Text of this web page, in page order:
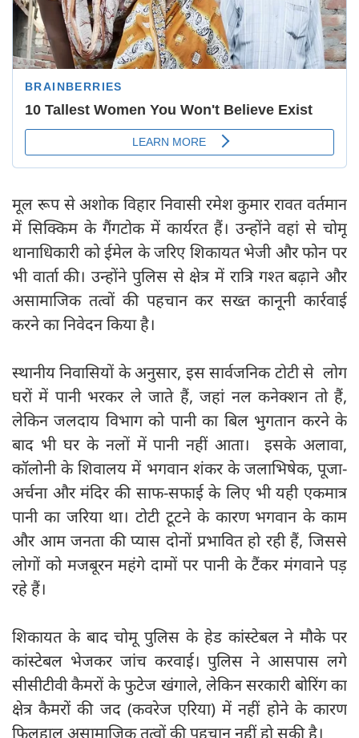
मूल रूप से अशोक विहार निवासी रमेश कुमार रावत वर्तमान
में सिक्किम के गैंगटोक में कार्यरत हैं। उन्होंने वहां से चोमू
थानाधिकारी को ईमेल के जरिए शिकायत भेजी और फोन पर
भी वार्ता की। उन्होंने पुलिस से क्षेत्र में रात्रि गश्त बढ़ाने और
असामाजिक तत्वों की पहचान कर सख्त कानूनी कार्रवाई
करने का निवेदन किया है।
स्थानीय निवासियों के अनुसार, इस सार्वजनिक टोटी से लोग
घरों में पानी भरकर ले जाते हैं, जहां नल कनेक्शन तो हैं,
लेकिन जलदाय विभाग को पानी का बिल भुगतान करने के
बाद भी घर के नलों में पानी नहीं आता। इसके अलावा,
कॉलोनी के शिवालय में भगवान शंकर के जलाभिषेक, पूजा-
अर्चना और मंदिर की साफ-सफाई के लिए भी यही एकमात्र
पानी का जरिया था। टोटी टूटने के कारण भगवान के काम
और आम जनता की प्यास दोनों प्रभावित हो रही हैं, जिससे
लोगों को मजबूरन महंगे दामों पर पानी के टैंकर मंगवाने पड़
रहे हैं।
शिकायत के बाद चोमू पुलिस के हेड कांस्टेबल ने मौके पर
कांस्टेबल भेजकर जांच करवाई। पुलिस ने आसपास लगे
सीसीटीवी कैमरों के फुटेज खंगाले, लेकिन सरकारी बोरिंग का
क्षेत्र कैमरों की जद (कवरेज एरिया) में नहीं होने के कारण
फिलहाल असामाजिक तत्वों की पहचान नहीं हो सकी है।